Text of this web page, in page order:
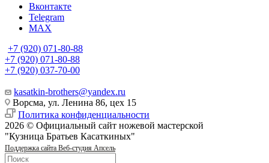
Вконтакте
Telegram
MAX
+7 (920) 071-80-88
+7 (920) 071-80-88
+7 (920) 037-70-00
kasatkin-brothers@yandex.ru
Ворсма, ул. Ленина 86, цех 15
Политика конфиденциальности
2026 © Официальный сайт ножевой мастерской
"Кузница Братьев Касаткиных"
Поддержка сайта Веб-студия Апсель